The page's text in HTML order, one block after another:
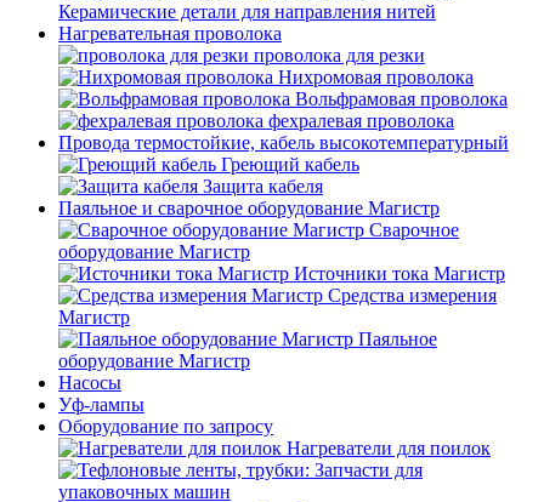
Керамические детали для направления нитей
Нагревательная проволока
проволока для резки
Нихромовая проволока
Вольфрамовая проволока
фехралевая проволока
Провода термостойкие, кабель высокотемпературный
Греющий кабель
Защита кабеля
Паяльное и сварочное оборудование Магистр
Сварочное
оборудование Магистр
Источники тока Магистр
Средства измерения
Магистр
Паяльное
оборудование Магистр
Насосы
Уф-лампы
Оборудование по запросу
Нагреватели для поилок